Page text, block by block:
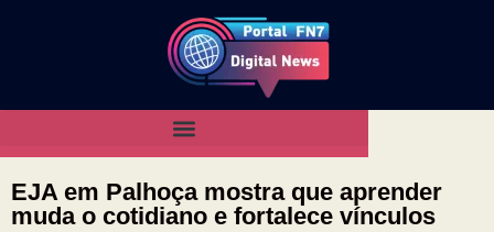
EJA em Palhoça mostra que aprender
muda o cotidiano e fortalece vínculos